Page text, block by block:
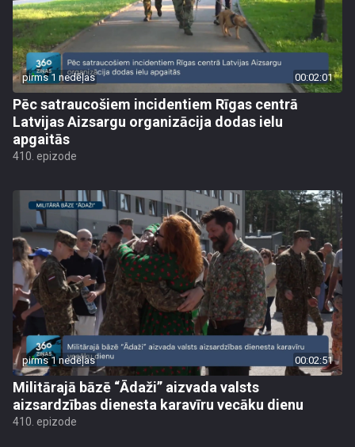
pirms 1 nedēļas 00:02:01
Pēc satraucošiem incidentiem Rīgas centrā
Latvijas Aizsargu organizācija dodas ielu
apgaitās
410. epizode
pirms 1 nedēļas 00:02:51
Militārajā bāzē “Ādaži” aizvada valsts
aizsardzības dienesta karavīru vecāku dienu
410. epizode